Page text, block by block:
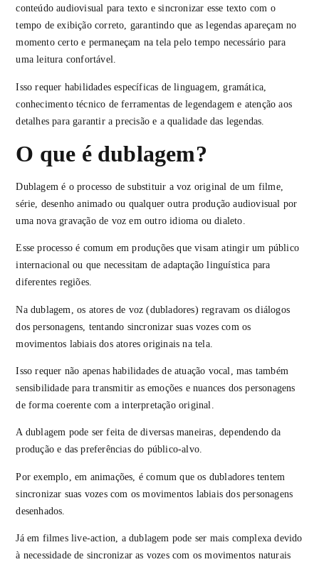
conteúdo audiovisual para texto e sincronizar esse texto com o
tempo de exibição correto, garantindo que as legendas apareçam no
momento certo e permaneçam na tela pelo tempo necessário para
uma leitura confortável.
Isso requer habilidades específicas de linguagem, gramática,
conhecimento técnico de ferramentas de legendagem e atenção aos
detalhes para garantir a precisão e a qualidade das legendas.
O que é dublagem?
Dublagem é o processo de substituir a voz original de um filme,
série, desenho animado ou qualquer outra produção audiovisual por
uma nova gravação de voz em outro idioma ou dialeto.
Esse processo é comum em produções que visam atingir um público
internacional ou que necessitam de adaptação linguística para
diferentes regiões.
Na dublagem, os atores de voz (dubladores) regravam os diálogos
dos personagens, tentando sincronizar suas vozes com os
movimentos labiais dos atores originais na tela.
Isso requer não apenas habilidades de atuação vocal, mas também
sensibilidade para transmitir as emoções e nuances dos personagens
de forma coerente com a interpretação original.
A dublagem pode ser feita de diversas maneiras, dependendo da
produção e das preferências do público-alvo.
Por exemplo, em animações, é comum que os dubladores tentem
sincronizar suas vozes com os movimentos labiais dos personagens
desenhados.
Já em filmes live-action, a dublagem pode ser mais complexa devido
à necessidade de sincronizar as vozes com os movimentos naturais